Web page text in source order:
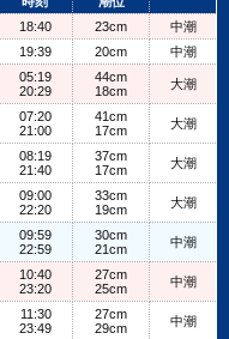
18:40 23cm
中潮
19:39 20cm 中潮
05:19
20:29
44cm
18cm
大潮
07:20
21:00
41cm
17cm
大潮
08:19
21:40
37cm
17cm
大潮
09:00
22:20
33cm
19cm
大潮
09:59
22:59
30cm
21cm
中潮
10:40
23:20
27cm
25cm
中潮
11:30
23:49
27cm
29cm
中潮